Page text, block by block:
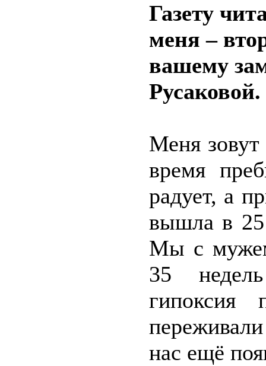
Газету
меня –
вашему
Русаковой.
Меня
время
радует, а
вышла в 25
Мы с
35
нас ещё